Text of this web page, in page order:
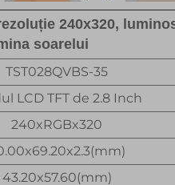
240x320,
soarelui
TST028QVBS-35
LCD TFT de 2.8 Inch
240xRGBx320
43.20x57.60(mm)